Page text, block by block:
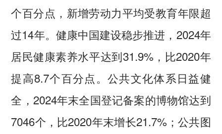
个百分点，新增劳动力平均受教育年限超
过14年。健康中国建设稳步推进，2024年
居民健康素养水平达到31.9%，比2020年
提高8.7个百分点。公共文化体系日益健
全，2024年末全国登记备案的博物馆达到
7046个，比2020年末增长21.7%；公共图